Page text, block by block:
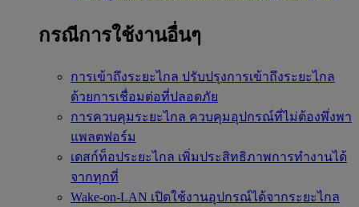
กรณีการใช้งานอื่นๆ
การเข้าถึงระยะไกล ปรับปรุงการเข้าถึงระยะไกล
ด้วยการเชื่อมต่อที่ปลอดภัย
การควบคุมระยะไกล ควบคุมอุปกรณ์ที่ไม่ต้องพึ่งพา
แพลตฟอร์ม
เดสก์ท็อประยะไกล เพิ่มประสิทธิภาพการทำงานได้
จากทุกที่
Wake-on-LAN เปิดใช้งานอุปกรณ์ได้จากระยะไกล